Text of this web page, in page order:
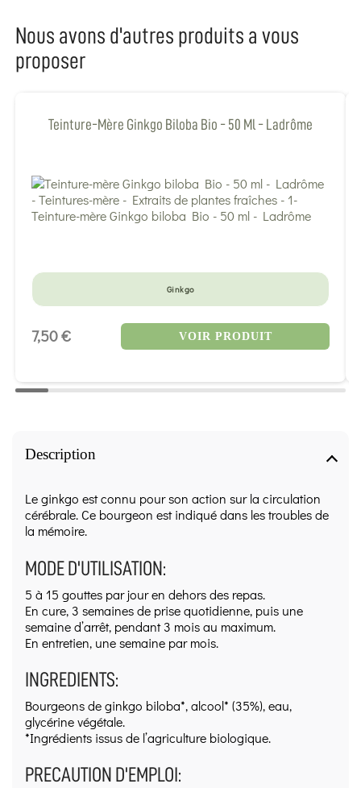
Description
Le ginkgo est connu pour son action sur la circulation
cérébrale. Ce bourgeon est indiqué dans les troubles de
la mémoire.
MODE D'UTILISATION:
5 à 15 gouttes par jour en dehors des repas.
En cure, 3 semaines de prise quotidienne, puis une
semaine d’arrêt, pendant 3 mois au maximum.
En entretien, une semaine par mois.
INGREDIENTS:
Bourgeons de ginkgo biloba*, alcool* (35%), eau,
glycérine végétale.
*Ingrédients issus de l’agriculture biologique.
PRECAUTION D'EMPLOI:
Nous avons d'autres produits a vous
proposer
Teinture-Mère Ginkgo Biloba Bio - 50 Ml - Ladrôme
Ginkgo
7,50 € VOIR PRODUIT